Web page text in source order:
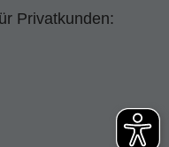
Privatkunden: